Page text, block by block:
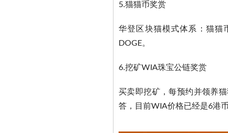
5.猫猫币奖赏
华登区块猫模式体系：猫猫
DOGE。
6.挖矿WIA珠宝公链奖赏
买卖即挖矿，每预约并领养
答，目前WIA价格已经是6港